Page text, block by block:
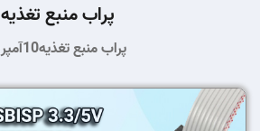
پراب منبع تغذیه
پراب منبع تغذیه10آمپری